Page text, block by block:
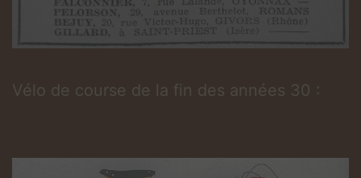
Vélo de course de la fin des années 30 :